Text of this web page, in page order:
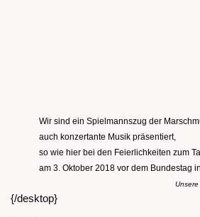
Wir sind ein Spielmannszug der
auch konzertante Musik präsentiert,
so wie hier bei den Feierlichkeiten zum
am 3. Oktober 2018 vor dem Bundestag
{/desktop}